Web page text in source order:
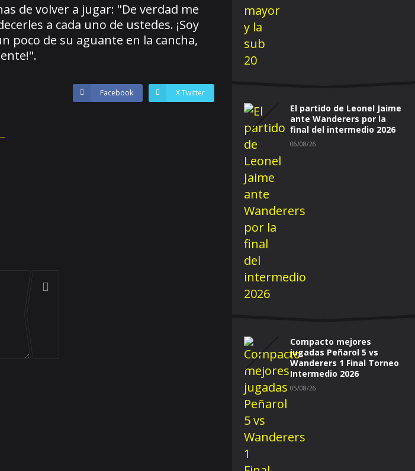
de volver a jugar: "De verdad me
a cada uno de ustedes. ¡Soy
poco de su aguante en la cancha,
Facebook X Twitter
El partido de Leonel Jaime
ante Wanderers por la
final del intermedio 2026
06/08/26
Compacto mejores
jugadas Peñarol 5 vs
Wanderers 1 Final Torneo
Intermedio 2026
05/08/26